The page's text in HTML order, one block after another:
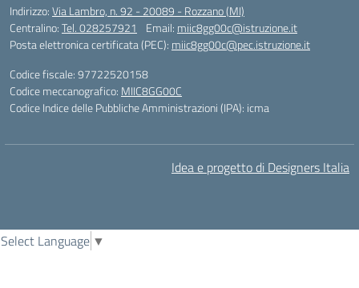
Indirizzo:Via Lambro, n. 92 - 20089 - Rozzano (MI)
Centralino:Tel. 028257921 Email: miic8gg00c@istruzione.it
Posta elettronica certificata (PEC): miic8gg00c@pec.istruzione.it
Codice fiscale: 97722520158
Codice meccanografico: MIIC8GG00C
Codice Indice delle Pubbliche Amministrazioni (IPA): icma
Idea e progetto di Designers Italia
Select Language ▼